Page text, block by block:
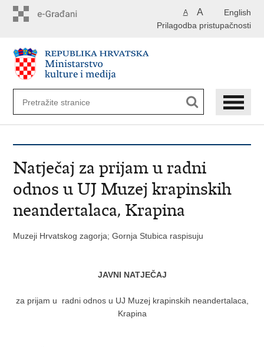
English
A A
Prilagodba pristupačnosti
Natječaj za prijam u radni
odnos u UJ Muzej krapinskih
neandertalaca, Krapina
Muzeji Hrvatskog zagorja; Gornja Stubica raspisuju
JAVNI NATJEČAJ
za prijam u radni odnos u UJ Muzej krapinskih neandertalaca,
Krapina